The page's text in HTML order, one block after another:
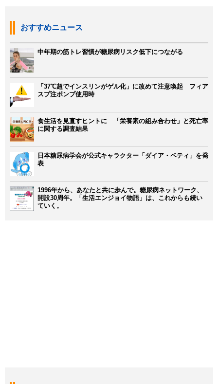
おすすめニュース
中年期の筋トレ習慣が糖尿病リスク低下につながる
「37℃超でインスリンがゲル化」に改めて注意喚起 フィア
スプ注ポンプ使用時
食生活を見直すヒントに 「栄養素の組み合わせ」と死亡率
に関する調査結果
日本糖尿病学会が公式キャラクター「ダイア・ベティ」を発
表
1996年から、あなたと共に歩んで。糖尿病ネットワーク、
開設30周年。「生活エンジョイ物語」は、これからも続い
ていく。